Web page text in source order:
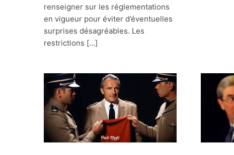
renseigner sur les réglementations
en vigueur pour éviter d’éventuelles
surprises désagréables. Les
restrictions […]